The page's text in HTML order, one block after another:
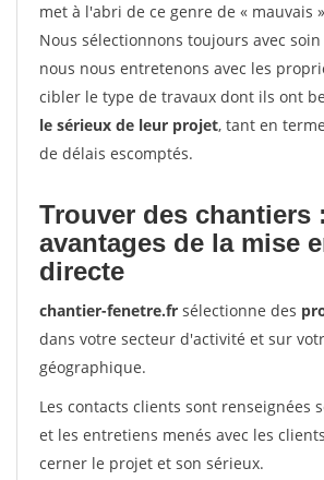
met à l'abri de ce genre de « mauvais
Nous sélectionnons toujours avec
nous nous entretenons avec les
cibler le type de travaux dont ils ont
le sérieux de leur projet, tant en
de délais escomptés.
Trouver des chantiers
avantages de la mise
directe
chantier-fenetre.fr sélectionne des
dans votre secteur d'activité et sur
géographique.
Les contacts clients sont renseignées
et les entretiens menés avec les
cerner le projet et son sérieux.